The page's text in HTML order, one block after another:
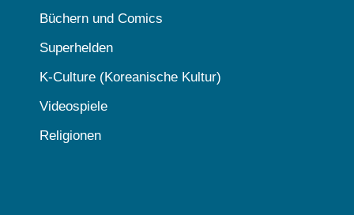
Büchern und Comics
Superhelden
K-Culture (Koreanische Kultur)
Videospiele
Religionen